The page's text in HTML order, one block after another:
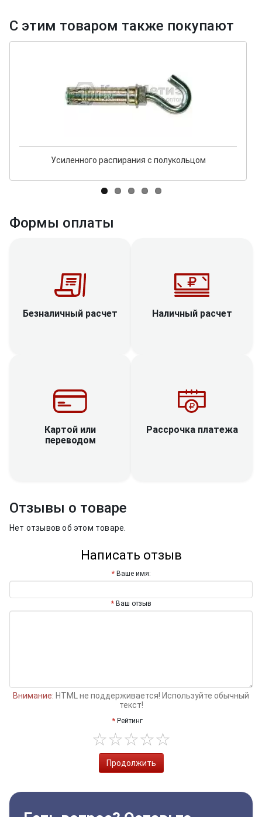
С этим товаром также покупают
Усиленного распирания с полукольцом
Формы оплаты
Безналичный расчет Наличный расчет
Картой или
переводом
Рассрочка платежа
Отзывы о товаре
Нет отзывов об этом товаре.
Написать отзыв
Ваше имя:
Ваш отзыв
Внимание: HTML не поддерживается! Используйте обычный
текст!
Рейтинг
Продолжить